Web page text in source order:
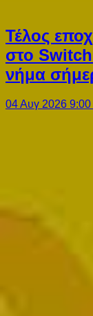
Τέλος
στο
νήμα
04 Αυγ 2026 9:00